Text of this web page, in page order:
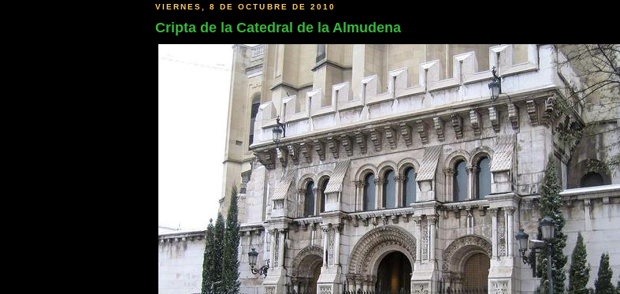
VIERNES, 8 DE OCTUBRE DE 2010
Cripta de la Catedral de la Almudena